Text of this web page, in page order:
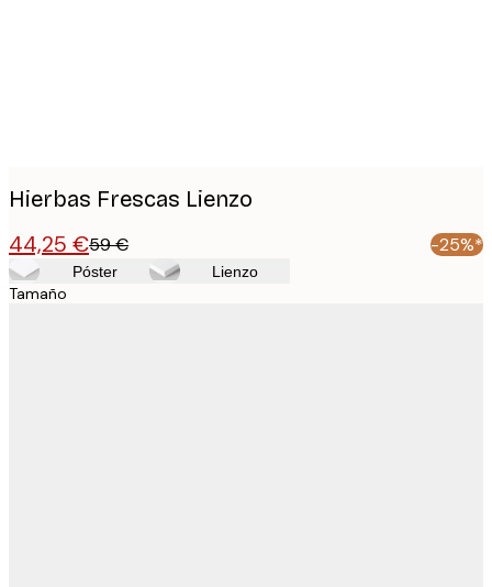
Hierbas Frescas Lienzo
44,25 €59 € -25%*
Póster Lienzo
Tamaño